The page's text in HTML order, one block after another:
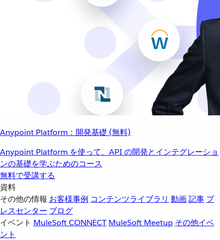
Anypoint Platform：開発基礎 (無料)
Anypoint Platform を使って、API の開発とインテグレーショ
ンの基礎を学ぶためのコース
無料で受講する
資料
その他の情報 お客様事例 コンテンツライブラリ 動画記事 プ
レスセンター ブログ
イベント MuleSoft CONNECT MuleSoft Meetup その他イベ
ント